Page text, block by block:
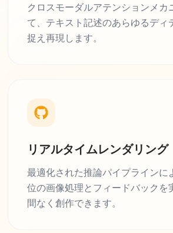
クロスモーダルアテンションメカ
て、テキスト記述のあらゆるディ
捉え再現します。
リアルタイムレンダリング
最適化された推論パイプラインに
位の画像処理とフィードバックを
間なく創作できます。